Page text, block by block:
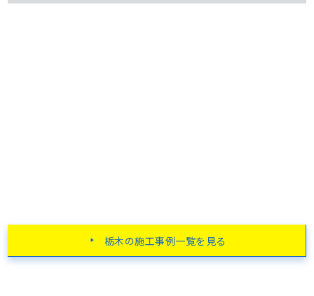
栃木の施工事例一覧を見る